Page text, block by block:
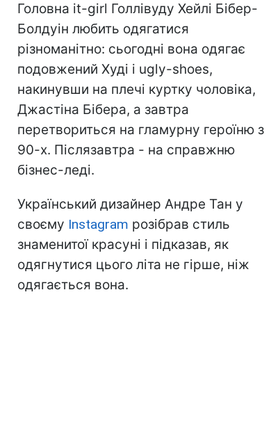
Головна it-girl Голлівуду Хейлі Бібер-
Болдуін любить одягатися
різноманітно: сьогодні вона одягає
подовжений Худі і ugly-shoes,
накинувши на плечі куртку чоловіка,
Джастіна Бібера, а завтра
перетвориться на гламурну героїню з
90-х. Післязавтра - на справжню
бізнес-леді.
Український дизайнер Андре Тан у
своєму Instagram розібрав стиль
знаменитої красуні і підказав, як
одягнутися цього літа не гірше, ніж
одягається вона.